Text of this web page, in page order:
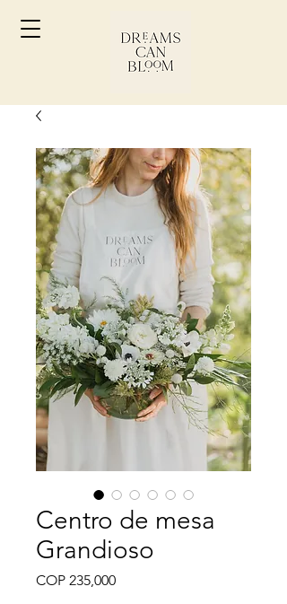
Centro de mesa
Grandioso
COP 235,000Price